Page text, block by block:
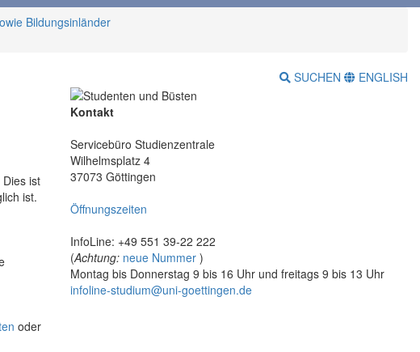
Bildungsinländer
SUCHEN ENGLISH
ist
ist.
oder
Kontakt
Servicebüro Studienzentrale
Wilhelmsplatz 4
37073 Göttingen
Öffnungszeiten
InfoLine: +49 551 39-22 222
(Achtung: neue Nummer )
Montag bis Donnerstag 9 bis 16 Uhr und freitags 9 bis 13 Uhr
infoline-studium@uni-goettingen.de